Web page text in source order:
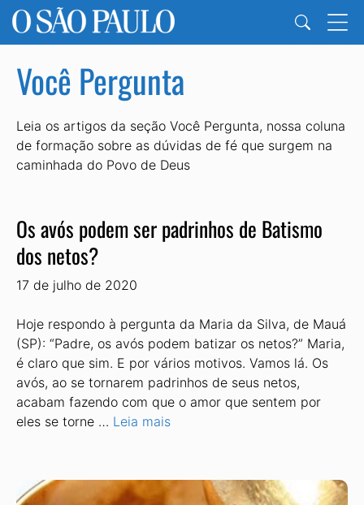
Você Pergunta
Leia os artigos da seção Você Pergunta, nossa coluna
de formação sobre as dúvidas de fé que surgem na
caminhada do Povo de Deus
Os avós podem ser padrinhos de Batismo
dos netos?
17 de julho de 2020
Hoje respondo à pergunta da Maria da Silva, de Mauá
(SP): “Padre, os avós podem batizar os netos?” Maria,
é claro que sim. E por vários motivos. Vamos lá. Os
avós, ao se tornarem padrinhos de seus netos,
acabam fazendo com que o amor que sentem por
eles se torne … Leia mais